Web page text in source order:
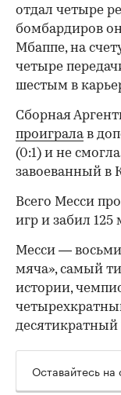
отдал четыре
бомбардиров
Мбаппе, на
четыре
шестым в
Сборная
проигралав
(0:1) и не
завоеванный в
Всего Месси
игр и забил 125
Месси —
мяча», самый
истории,
Оставайтесь на